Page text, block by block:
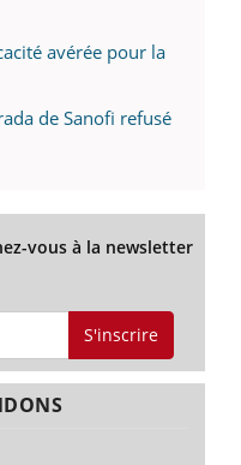
avérée pour la
de Sanofi refusé
vous à la newsletter
S'inscrire